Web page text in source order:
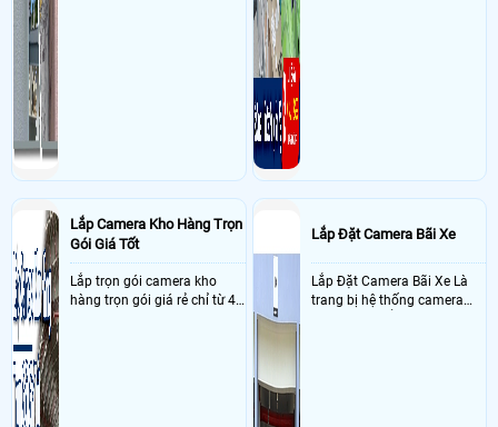
Lắp Camera Kho Hàng Trọn
Gói Giá Tốt
Lắp trọn gói camera kho
hàng trọn gói giá rẻ chỉ từ 4
Lắp Đặt Camera Bãi Xe
Lắp Đặt Camera Bãi Xe Là
trang bị hệ thống camera